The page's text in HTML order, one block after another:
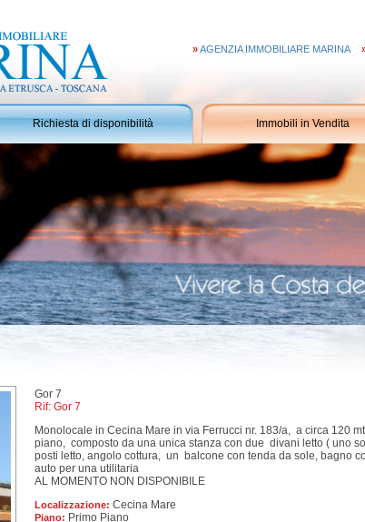
»AGENZIA IMMOBILIARE MARINA
Richiesta di disponibilità Immobili in Vendita
Gor 7
Rif: Gor 7
Monolocale in Cecina Mare in via Ferrucci nr. 183/a, a circa 120
piano, composto da una unica stanza con due divani letto ( uno
posti letto, angolo cottura, un balcone con tenda da sole, bagno
auto per una utilitaria
AL MOMENTO NON DISPONIBILE
Localizzazione: Cecina Mare
Piano: Primo Piano